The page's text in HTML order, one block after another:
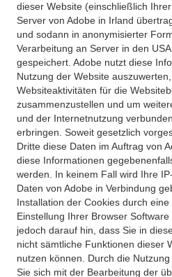
dieser Website (einschließlich
Server von Adobe in Irland
und sodann in anonymisierter
Verarbeitung an Server in den
gespeichert. Adobe nutzt diese
Nutzung der Website
Websiteaktivitäten für die
zusammenzustellen und um
und der Internetnutzung
erbringen. Soweit gesetzlich
Dritte diese Daten im Auftrag von
diese Informationen
werden. In keinem Fall wird Ihre
Daten von Adobe in Verbindung
Installation der Cookies durch
Einstellung Ihrer Browser
jedoch darauf hin, dass Sie in
nicht sämtliche Funktionen dieser
nutzen können. Durch die
Sie sich mit der Bearbeitung der